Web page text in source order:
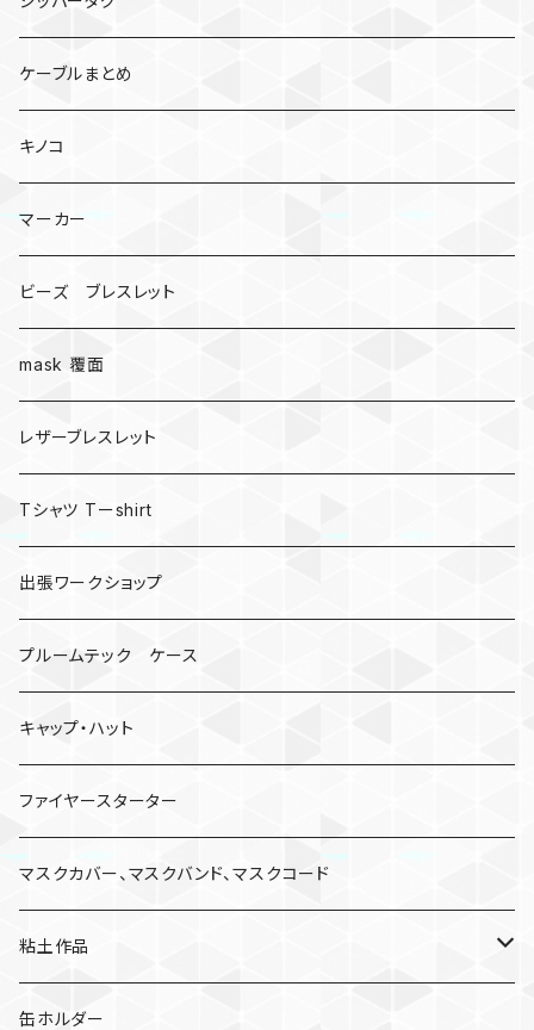
ケーブルまとめ
キノコ
マーカー
ビーズ ブレスレット
mask 覆面
レザーブレスレット
Tシャツ Tーshirt
出張ワークショップ
プルームテック ケース
キャップ・ハット
ファイヤースターター
マスクカバー、マスクバンド、マスクコード
粘土作品
亀
缶ホルダー